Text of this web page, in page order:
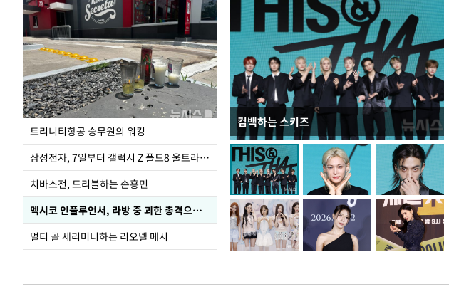
트리니티항공 승무원의 워킹
삼성전자, 7일부터 갤럭시 Z 폴드8 울트라·폴드8·플립8 출시
치바스전, 드리블하는 손흥민
멕시코 인플루언서, 라방 중 괴한 총격으로 사망
멀티 골 세리머니하는 리오넬 메시
컴백하는 스키즈
입추 하루 앞둔 전남광주… 열화상 카메라에 담긴
폭염